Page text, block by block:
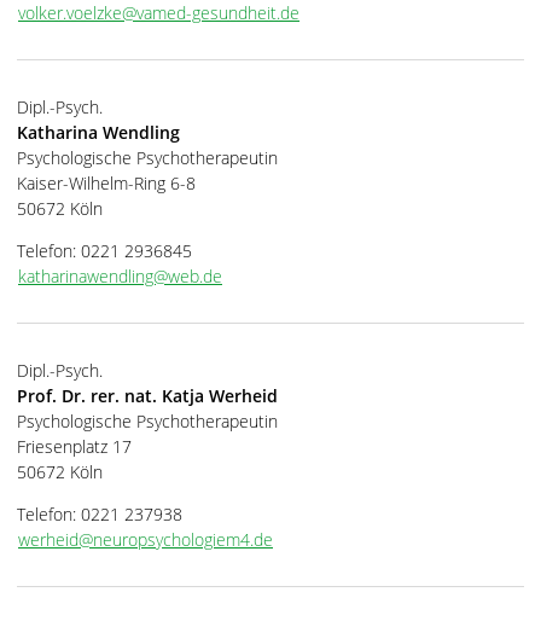
volker.voelzke@vamed-gesundheit.de
Dipl.-Psych.
Katharina Wendling
Psychologische Psychotherapeutin
Kaiser-Wilhelm-Ring 6-8
50672 Köln
Telefon: 0221 2936845
katharinawendling@web.de
Dipl.-Psych.
Prof. Dr. rer. nat. Katja Werheid
Psychologische Psychotherapeutin
Friesenplatz 17
50672 Köln
Telefon: 0221 237938
werheid@neuropsychologiem4.de